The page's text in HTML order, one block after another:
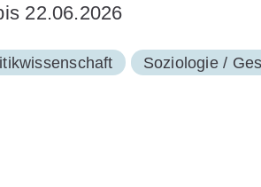
22.06.2026
Soziologie /